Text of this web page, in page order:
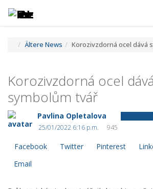
Ältere News Korozivzdorná ocel dává
Korozivzdorná ocel dává
symbolům tvář
Pavlina Opletalova
25/01/2022 6:16 p.m.
945
Facebook Twitter Pinterest
Email